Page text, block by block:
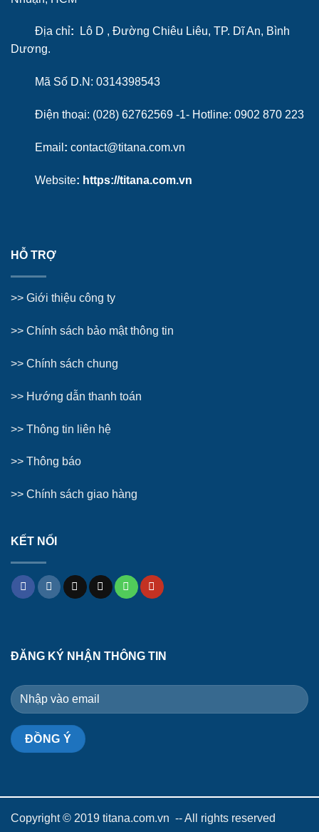
Địa chỉ:
Lô D , Đường Chiêu Liêu, TP. Dĩ An, Bình
Dương.
Mã Số D.N: 0314398543
Điện thoại: (028) 62762569 -1- Hotline: 0902 870 223
Email : contact@titana.com.vn
Website: https://titana.com.vn
HỖ TRỢ
>> Giới thiệu công ty
>> Chính sách bảo mật thông tin
>> Chính sách chung
>> Hướng dẫn thanh toán
>> Thông tin liên hệ
>> Thông báo
>> Chính sách giao hàng
KẾT NỐI
ĐĂNG KÝ NHẬN THÔNG TIN
Copyright © 2019 titana.com.vn -- All rights reserved